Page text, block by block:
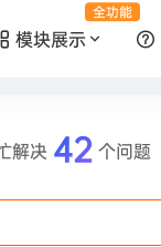
模块展示
全功能
解决 42 个问题